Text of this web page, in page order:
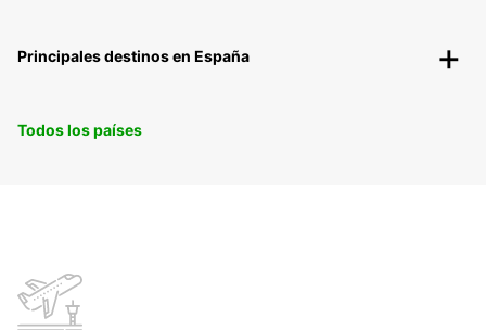
Principales destinos en España
Todos los países